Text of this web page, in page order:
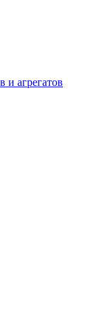
и агрегатов